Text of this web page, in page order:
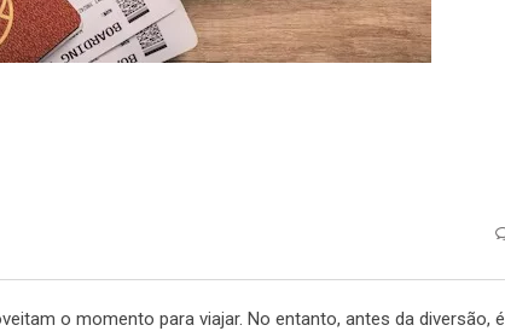
o momento para viajar. No entanto, antes da diversão, é